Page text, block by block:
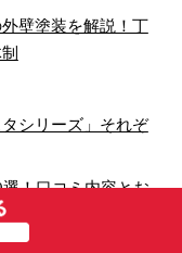
壁塗装を解説！丁
シリーズ」それぞ
！口コミ内容とお